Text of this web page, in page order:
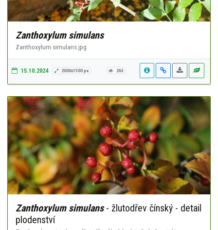
Zanthoxylum simulans
Zanthoxylum simulans.jpg
15.10.2024 2000x1500 px 263
Zanthoxylum simulans- žlutodřev čínský - detail
plodenství